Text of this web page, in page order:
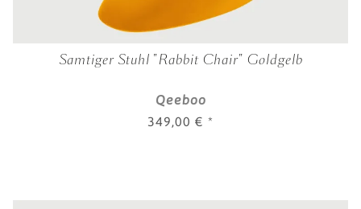
Samtiger Stuhl "Rabbit Chair" Goldgelb
Qeeboo
349,00 € *